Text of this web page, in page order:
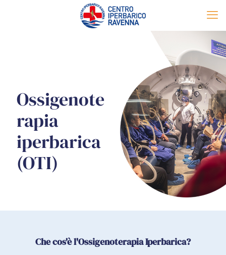
Ossigenote
rapia
iperbarica
(OTI)
Che cos'è l'Ossigenoterapia Iperbarica?